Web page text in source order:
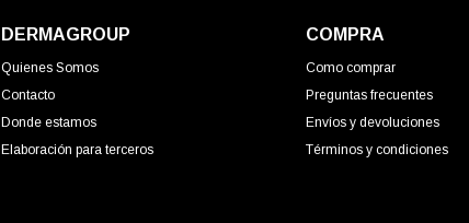
DERMAGROUP
Quienes Somos
Contacto
Donde estamos
Elaboración para terceros
COMPRA
Como comprar
Preguntas frecuentes
Envíos y devoluciones
Términos y condiciones